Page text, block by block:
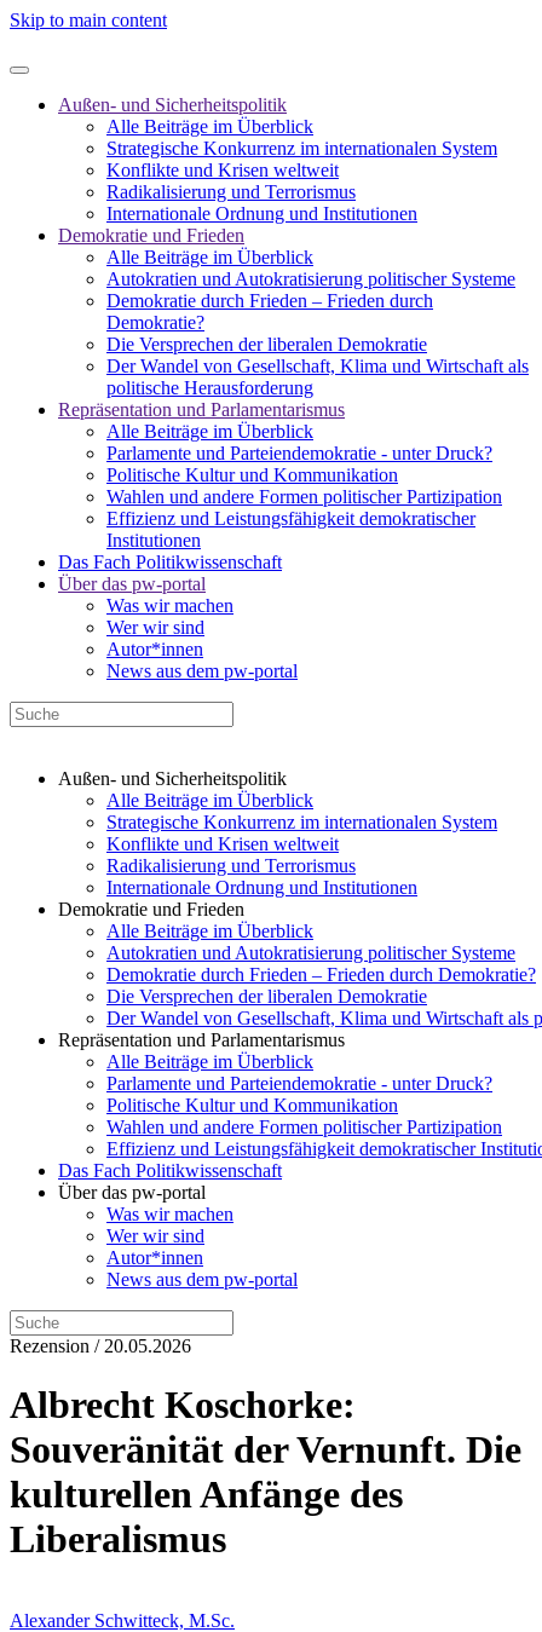
Skip to main content
Außen- und Sicherheitspolitik
Alle Beiträge im Überblick
Strategische Konkurrenz im internationalen System
Konflikte und Krisen weltweit
Radikalisierung und Terrorismus
Internationale Ordnung und Institutionen
Demokratie und Frieden
Alle Beiträge im Überblick
Autokratien und Autokratisierung politischer Systeme
Demokratie durch Frieden – Frieden durch
Demokratie?
Die Versprechen der liberalen Demokratie
Der Wandel von Gesellschaft, Klima und Wirtschaft als
politische Herausforderung
Repräsentation und Parlamentarismus
Alle Beiträge im Überblick
Parlamente und Parteiendemokratie - unter Druck?
Politische Kultur und Kommunikation
Wahlen und andere Formen politischer Partizipation
Effizienz und Leistungsfähigkeit demokratischer
Institutionen
Das Fach Politikwissenschaft
Über das pw-portal
Was wir machen
Wer wir sind
Autor*innen
News aus dem pw-portal
Außen- und Sicherheitspolitik
Alle Beiträge im Überblick
Strategische Konkurrenz im internationalen System
Konflikte und Krisen weltweit
Radikalisierung und Terrorismus
Internationale Ordnung und Institutionen
Demokratie und Frieden
Alle Beiträge im Überblick
Autokratien und Autokratisierung politischer Systeme
Demokratie durch Frieden – Frieden durch Demokratie?
Die Versprechen der liberalen Demokratie
Der Wandel von Gesellschaft, Klima und Wirtschaft als
Repräsentation und Parlamentarismus
Alle Beiträge im Überblick
Parlamente und Parteiendemokratie - unter Druck?
Politische Kultur und Kommunikation
Wahlen und andere Formen politischer Partizipation
Effizienz und Leistungsfähigkeit demokratischer
Das Fach Politikwissenschaft
Über das pw-portal
Was wir machen
Wer wir sind
Autor*innen
News aus dem pw-portal
Rezension / 20.05.2026
Albrecht Koschorke:
Souveränität der Vernunft. Die
kulturellen Anfänge des
Liberalismus
Alexander Schwitteck, M.Sc.